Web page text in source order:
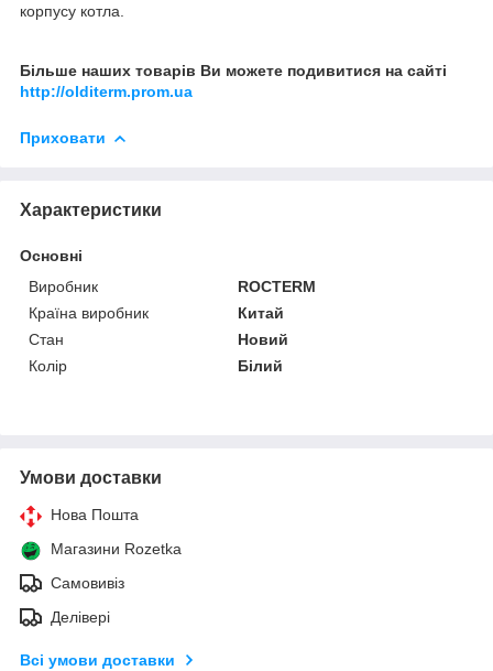
корпусу котла.
Більше наших товарів Ви можете подивитися на сайті
http://olditerm.prom.ua
Приховати
Характеристики
Основні
Виробник
ROCTERM
Країна виробник
Китай
Стан
Новий
Колір
Білий
Умови доставки
Нова Пошта
Магазини Rozetka
Самовивіз
Делівері
Всі умови доставки